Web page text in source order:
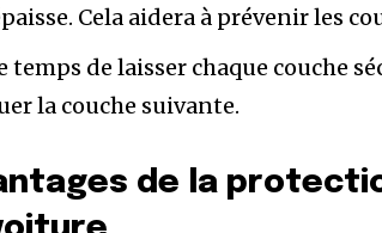
Cela aidera à prévenir les
temps de laisser chaque couche
la couche suivante.
de la